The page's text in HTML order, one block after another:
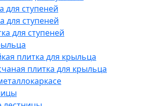
для ступеней
для ступеней
для ступеней
плитка для крыльца
плитка для крыльца